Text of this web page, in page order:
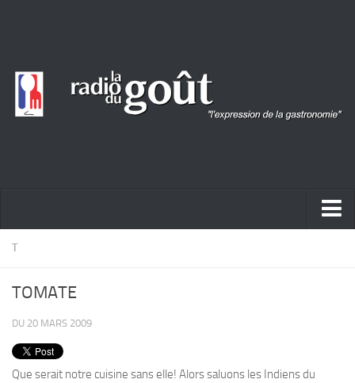
ACTUALITÉ
PRODUITS
T
TOMATE
DU 20 MARS 2009
Que serait notre cuisine sans elle! Alors saluons les Indiens du